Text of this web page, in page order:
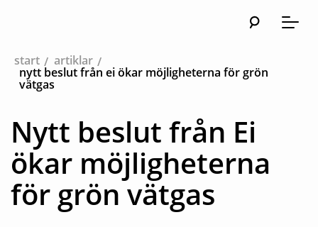
Meny
start
artiklar
nytt beslut från ei ökar möjligheterna för grön
vätgas
Nytt beslut från Ei
ökar möjligheterna
för grön vätgas